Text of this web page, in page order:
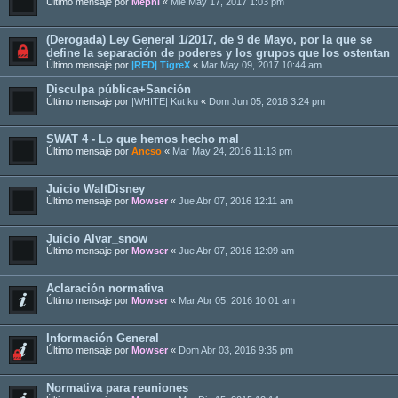
(Derogada) Ley General 1/2017, de 9 de Mayo, por la que se
define la separación de poderes y los grupos que los ostentan
Último mensaje por |RED| TigreX « Mar May 09, 2017 10:44 am
Disculpa pública+Sanción
Último mensaje por |WHITE| Kut ku « Dom Jun 05, 2016 3:24 pm
SWAT 4 - Lo que hemos hecho mal
Último mensaje por Ancso « Mar May 24, 2016 11:13 pm
Juicio WaltDisney
Último mensaje por Mowser « Jue Abr 07, 2016 12:11 am
Juicio Alvar_snow
Último mensaje por Mowser « Jue Abr 07, 2016 12:09 am
Aclaración normativa
Último mensaje por Mowser « Mar Abr 05, 2016 10:01 am
Información General
Último mensaje por Mowser « Dom Abr 03, 2016 9:35 pm
Normativa para reuniones